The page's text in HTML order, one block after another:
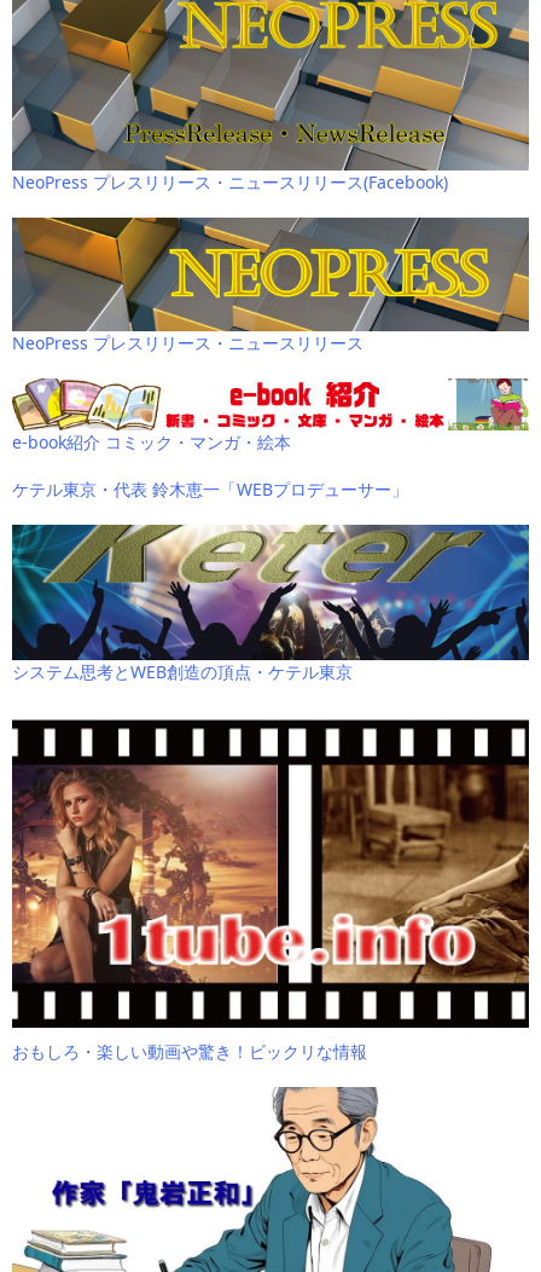
NeoPress プレスリリース・ニュースリリース(Facebook)
NeoPress プレスリリース・ニュースリリース
e-book紹介 コミック・マンガ・絵本
ケテル東京・代表 鈴木恵一「WEBプロデューサー」
システム思考とWEB創造の頂点・ケテル東京
おもしろ・楽しい動画や驚き！ビックリな情報